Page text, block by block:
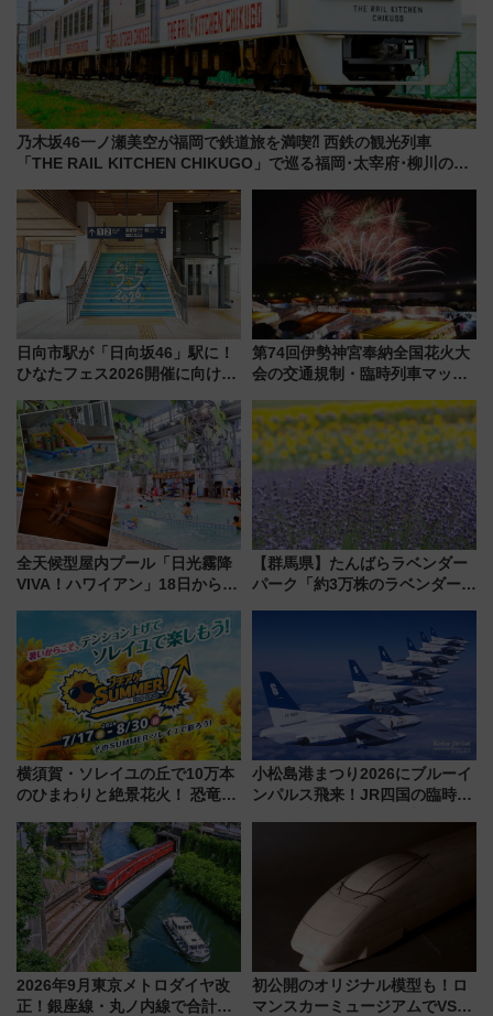
乃木坂46一ノ瀬美空が福岡で鉄道旅を満喫⁈ 西鉄の観光列車
「THE RAIL KITCHEN CHIKUGO」で巡る福岡･太宰府･柳川の
日向市駅が「日向坂46」駅に！
ひなたフェス2026開催に向けJR
全力応援 夜行列車「ドリーム
おひさま号」も走る
第74回伊勢神宮奉納全国花火大
会の交通規制・臨時列車マッ
セス
全天候型屋内プール「日光霧降
VIVA！ハワイアン」18日から営
ァミリーから大人まで幅広い世
代が一日中楽しる夏のリゾート
を楽しんで
【群馬県】たんばらラベンダー
パーク「約3万株のラベンダー」
横須賀・ソレイユの丘で10万本
のひまわりと絶景花火！ 恐竜や
帰りお出かけ最新情報（2026年
7月17日～開催）
小松島港まつり2026にブルーイ
ンパルス飛来！JR四国の臨時ダ
2026年9月東京メトロダイヤ改
正！銀座線・丸ノ内線で合計
初公開のオリジナル模型も！ロ
マンスカーミュージアムでVSE